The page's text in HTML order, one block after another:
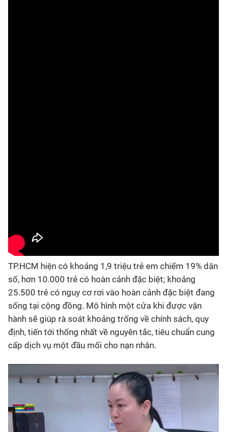
TP.HCM hiện có khoảng 1,9 triệu trẻ em chiếm 19% dân
số, hơn 10.000 trẻ có hoàn cảnh đặc biệt; khoảng
25.500 trẻ có nguy cơ rơi vào hoàn cảnh đặc biệt đang
sống tại cộng đồng. Mô hình một cửa khi được vận
hành sẽ giúp rà soát khoảng trống về chính sách, quy
định, tiến tới thống nhất về nguyên tắc, tiêu chuẩn cung
cấp dịch vụ một đầu mối cho nạn nhân.